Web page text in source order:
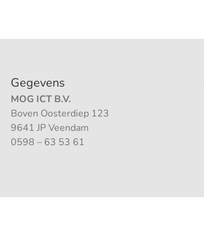
Gegevens
MOG ICT B.V.
Boven Oosterdiep 123
9641 JP Veendam
0598 – 63 53 61